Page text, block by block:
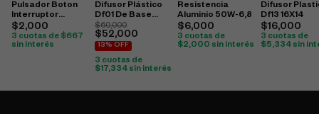
Pulsador Boton
Interruptor
Cuadrado On/Off
Nb-802
$2,000
3 cuotas de $667
sin interés
Difusor Plástico
Df01 De Base
Para Tornillo
15X19
$60,000
$52,000
13% OFF
3 cuotas de
$17,334sin interés
Resistencia
Aluminio 50W-6,8
$6,000
3 cuotas de
$2,000 sin interés
Difusor
Df13 16X14
$16,000
3 cuotas de
$5,334sin